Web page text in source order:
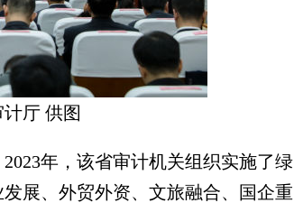
厅 供图
年，该省审计机关组织实施了绿
展、外贸外资、文旅融合、国企重